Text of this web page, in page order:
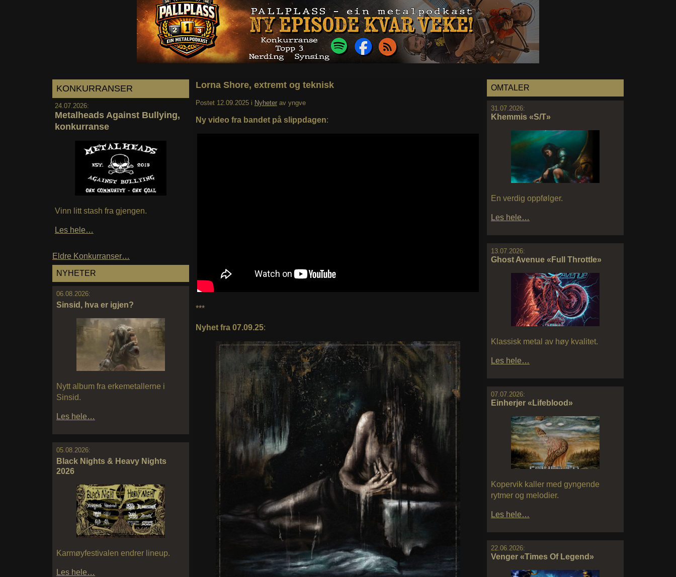
KONKURRANSER
24.07.2026:
Metalheads Against Bullying,
konkurranse
Vinn litt stash fra gjengen.
Les hele…
Eldre Konkurranser…
NYHETER
06.08.2026:
Sinsid, hva er igjen?
Nytt album fra erkemetallerne i
Sinsid.
Les hele…
05.08.2026:
Black Nights & Heavy Nights
2026
Karmøyfestivalen endrer lineup.
Les hele…
OMTALER
31.07.2026:
Khemmis «S/T»
En verdig oppfølger.
Les hele…
13.07.2026:
Ghost Avenue «Full Throttle»
Klassisk metal av høy kvalitet.
Les hele…
07.07.2026:
Einherjer «Lifeblood»
Kopervik kaller med gyngende
rytmer og melodier.
Les hele…
22.06.2026:
Venger «Times Of Legend»
Lorna Shore, extremt og teknisk
Postet 12.09.2025 i Nyheter av yngve
Ny video fra bandet på slippdagen:
***
Nyhet fra 07.09.25: